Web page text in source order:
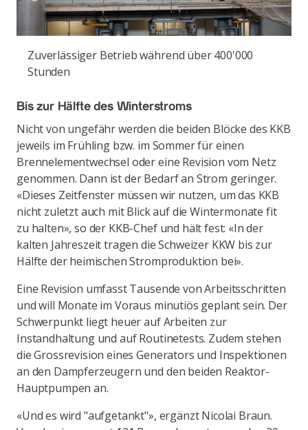
Zuverlässiger Betrieb während über 400'000
Stunden
Bis zur Hälfte des Winterstroms
Nicht von ungefähr werden die beiden Blöcke des KKB
jeweils im Frühling bzw. im Sommer für einen
Brennelementwechsel oder eine Revision vom Netz
genommen. Dann ist der Bedarf an Strom geringer.
«Dieses Zeitfenster müssen wir nutzen, um das KKB
nicht zuletzt auch mit Blick auf die Wintermonate fit
zu halten», so der KKB-Chef und hält fest: «In der
kalten Jahreszeit tragen die Schweizer KKW bis zur
Hälfte der heimischen Stromproduktion bei».
Eine Revision umfasst Tausende von Arbeitsschritten
und will Monate im Voraus minutiös geplant sein. Der
Schwerpunkt liegt heuer auf Arbeiten zur
Instandhaltung und auf Routinetests. Zudem stehen
die Grossrevision eines Generators und Inspektionen
an den Dampferzeugern und den beiden Reaktor-
Hauptpumpen an.
«Und es wird "aufgetankt"», ergänzt Nicolai Braun.